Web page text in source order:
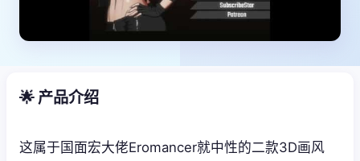
🌟 产品介绍
这属于国面宏大佬Eromancer就中性的二款3D画风